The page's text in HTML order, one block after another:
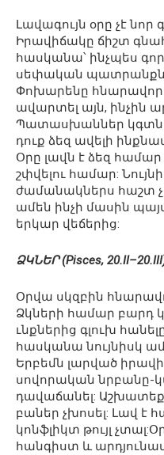
Լավագույն օրը չէ
Իրավիճակը ճիշտ
հասկանա՝ ինչպես
սեփական
Փոխարենը
ավարտել այն, ինչին
Պատասխաններ
դուք ձեզ ավելի
Օրը լավն է ձեզ
շփվելու համար:
ժամանակներս հաշտ
ամեն ինչի մասին
երկար վեճերից:
ՁԿՆԵՐ (Pisces,
Օրվա սկզբին
Ձկների համար բարդ
ւնքներից գլուխ
հասկանա նույնիսկ
Երբեմն լարված
սովորական նրբանը-
դավաճանել:
բաներ չխոսել: Լավ է
կոնֆլիկտ թույլ
հանգիստ և